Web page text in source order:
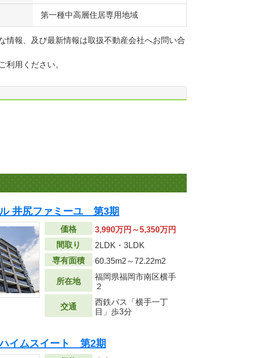
第一種中高層住居専用地域
情報、及び最新情報は取扱不動産会社へお問い合
利用ください。
井尻ファミーユ 第3期
価格
3,990万円～5,350万円
間取り
2LDK・3LDK
専有面積
60.35m2 ～72.22m2
所在地
福岡県福岡市南区横手
２
交通
西鉄バス「横手一丁
目」歩3分
イムスイート 第2期